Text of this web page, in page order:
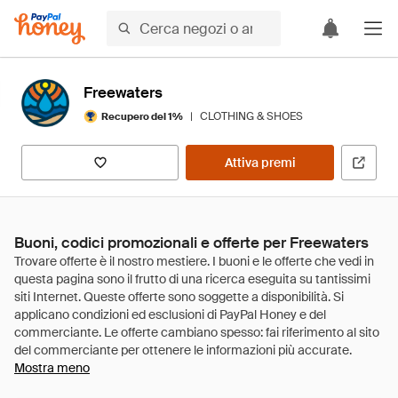
Freewaters
Recupero del 1% | CLOTHING & SHOES
Attiva premi
Buoni, codici promozionali e offerte per Freewaters
Mostra meno